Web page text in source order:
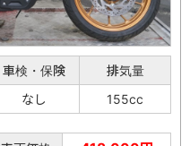
車検・保険
排気量
なし 155cc